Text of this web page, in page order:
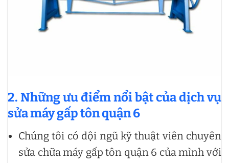
2. Những ưu điểm nổi bật của dịch vụ
sửa máy gấp tôn quận 6
Chúng tôi có đội ngũ kỹ thuật viên chuyên
sửa chữa máy gấp tôn quận 6 của mình với